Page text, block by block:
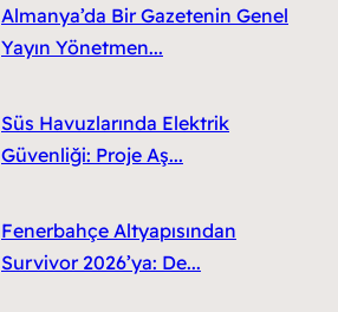
Almanya’da Bir Gazetenin Genel
Yayın Yönetmen...
Süs Havuzlarında Elektrik
Güvenliği: Proje Aş...
Fenerbahçe Altyapısından
Survivor 2026’ya: De...